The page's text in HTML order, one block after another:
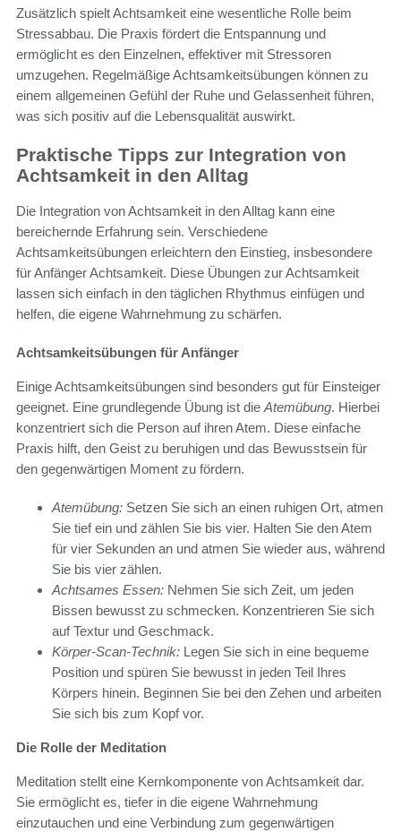
Zusätzlich spielt Achtsamkeit eine wesentliche Rolle beim
Stressabbau. Die Praxis fördert die Entspannung und
ermöglicht es den Einzelnen, effektiver mit Stressoren
umzugehen. Regelmäßige Achtsamkeitsübungen können zu
einem allgemeinen Gefühl der Ruhe und Gelassenheit führen,
was sich positiv auf die Lebensqualität auswirkt.
Praktische Tipps zur Integration von
Achtsamkeit in den Alltag
Die Integration von Achtsamkeit in den Alltag kann eine
bereichernde Erfahrung sein. Verschiedene
Achtsamkeitsübungen erleichtern den Einstieg, insbesondere
für Anfänger Achtsamkeit. Diese Übungen zur Achtsamkeit
lassen sich einfach in den täglichen Rhythmus einfügen und
helfen, die eigene Wahrnehmung zu schärfen.
Achtsamkeitsübungen für Anfänger
Einige Achtsamkeitsübungen sind besonders gut für Einsteiger
geeignet. Eine grundlegende Übung ist die Atemübung. Hierbei
konzentriert sich die Person auf ihren Atem. Diese einfache
Praxis hilft, den Geist zu beruhigen und das Bewusstsein für
den gegenwärtigen Moment zu fördern.
Atemübung: Setzen Sie sich an einen ruhigen Ort, atmen
Sie tief ein und zählen Sie bis vier. Halten Sie den Atem
für vier Sekunden an und atmen Sie wieder aus, während
Sie bis vier zählen.
Achtsames Essen: Nehmen Sie sich Zeit, um jeden
Bissen bewusst zu schmecken. Konzentrieren Sie sich
auf Textur und Geschmack.
Körper-Scan-Technik: Legen Sie sich in eine bequeme
Position und spüren Sie bewusst in jeden Teil Ihres
Körpers hinein. Beginnen Sie bei den Zehen und arbeiten
Sie sich bis zum Kopf vor.
Die Rolle der Meditation
Meditation stellt eine Kernkomponente von Achtsamkeit dar.
Sie ermöglicht es, tiefer in die eigene Wahrnehmung
einzutauchen und eine Verbindung zum gegenwärtigen